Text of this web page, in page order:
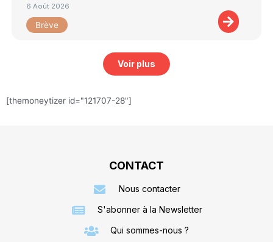
6 Août 2026
Brève
Voir plus
[themoneytizer id="121707-28"]
CONTACT
Nous contacter
S'abonner à la Newsletter
Qui sommes-nous ?